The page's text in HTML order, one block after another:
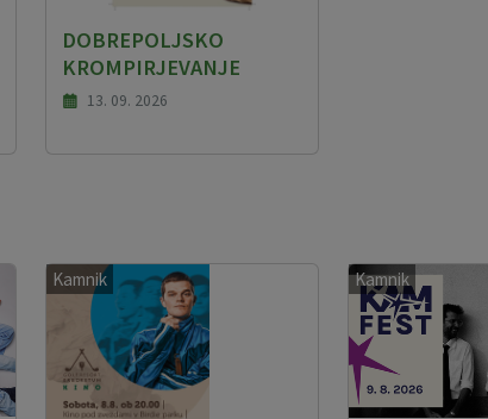
DOBREPOLJSKO
KROMPIRJEVANJE
13. 09. 2026
Kamnik Kamnik